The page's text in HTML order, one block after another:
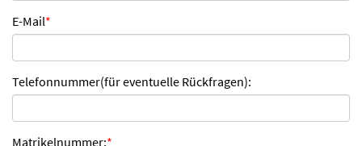
E-Mail*
Telefonnummer(für eventuelle Rückfragen):
Matrikelnummer:*